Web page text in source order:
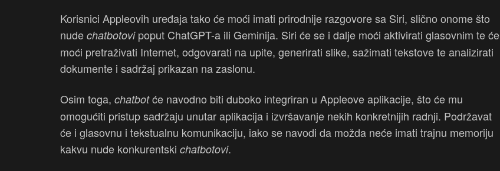
Korisnici Appleovih uređaja tako će moći imati prirodnije razgovore sa Siri, slično onome što
nude chatbotovi poput ChatGPT-a ili Geminija. Siri će se i dalje moći aktivirati glasovnim te će
moći pretraživati Internet, odgovarati na upite, generirati slike, sažimati tekstove te analizirati
dokumente i sadržaj prikazan na zaslonu.
Osim toga, chatbotće navodno biti duboko integriran u Appleove aplikacije, što će mu
omogućiti pristup sadržaju unutar aplikacija i izvršavanje nekih konkretnijih radnji. Podržavat
će i glasovnu i tekstualnu komunikaciju, iako se navodi da možda neće imati trajnu memoriju
kakvu nude konkurentski chatbotovi.